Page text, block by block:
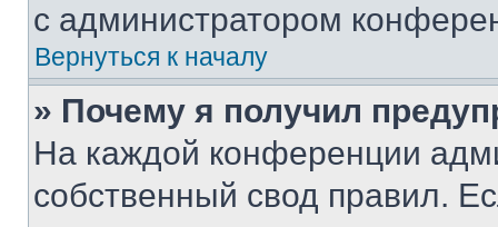
с администратором
Вернуться к началу
» Почему я получил
На каждой конференции
собственный свод правил.